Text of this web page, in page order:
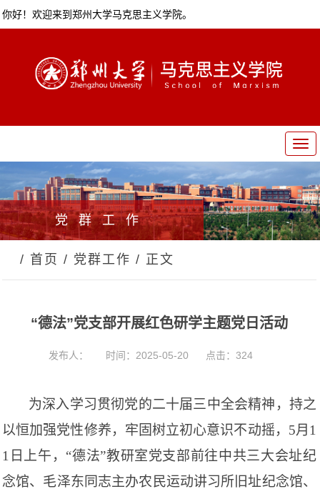
你好！欢迎来到郑州大学马克思主义学院。
T
o
g
l
e
n
i
党群工作
/ 首页 / 党群工作 / 正文
“德法”党支部开展红色研学主题党日活动
发布人： 时间：2025-05-20 点击： 324
为深入学习贯彻党的二十届三中全会精神，持之
以恒加强党性修养，牢固树立初心意识不动摇，5月1
1日上午，“德法”教研室党支部前往中共三大会址纪
念馆、毛泽东同志主办农民运动讲习所旧址纪念馆、